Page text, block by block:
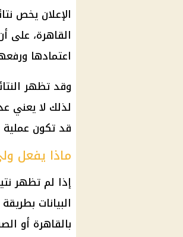
الإعلان يخص
القاهرة، على
اعتمادها
وقد تظهر
لذلك لا يعني
قد تكون
ماذا يفعل
إذا لم تظهر
البيانات
بالقاهرة أو